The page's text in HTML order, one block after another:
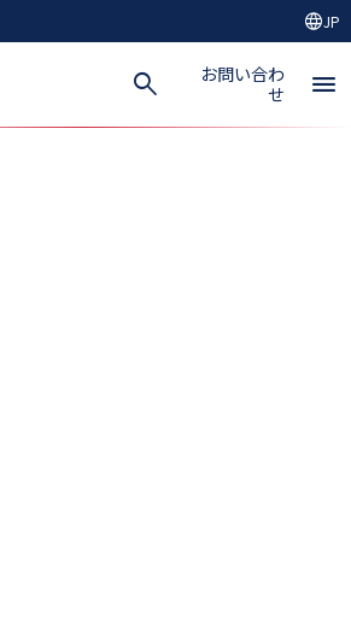
languageJP
search
お問い合わ
せ
menu